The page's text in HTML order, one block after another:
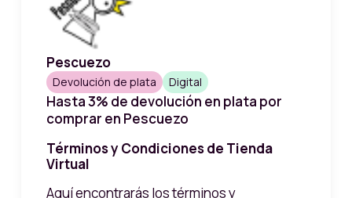
Pescuezo
Devolución de plata Digital
Hasta 3% de devolución en plata por
comprar en Pescuezo
Términos y Condiciones de Tienda
Virtual
Aquí encontrarás los términos y